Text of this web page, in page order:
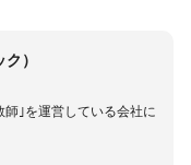
）
｣を運営している会社に